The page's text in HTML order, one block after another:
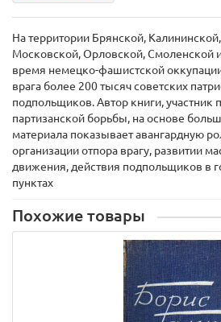
На территории Брянской,
Московской, Орловской, Смоленской
время немецко-фашистской
врага более 200 тысяч советских
подпольщиков. Автор книги, участник
партизанской борьбы, на основе
материала показывает авангардную
организации отпора врагу, развитии
движения, действия подпольщиков в
пунктах
Похожие товары